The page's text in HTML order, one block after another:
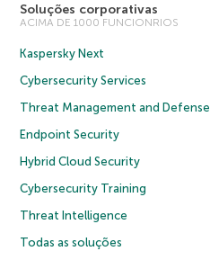
Soluções corporativas
ACIMA DE 1000 FUNCIONRIOS
Kaspersky Next
Cybersecurity Services
Threat Management and Defense
Endpoint Security
Hybrid Cloud Security
Cybersecurity Training
Threat Intelligence
Todas as soluções